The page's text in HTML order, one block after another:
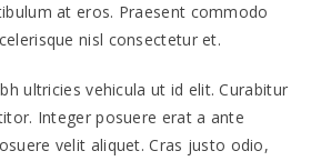
at eros. Praesent commodo
nisl consectetur et.
ultricies vehicula ut id elit. Curabitur
Integer posuere erat a ante
velit aliquet. Cras justo odio,